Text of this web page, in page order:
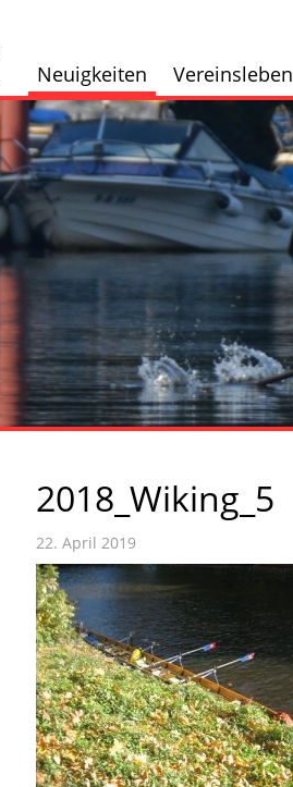
Neuigkeiten Vereinsleben
2018_Wiking_5
22. April 2019